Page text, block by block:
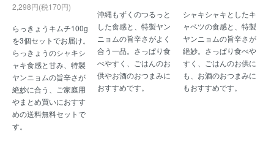
2,298円(税170円)
らっきょうキムチ100g
を3個セットでお届け。
らっきょうのシャキシ
ャキ食感と甘み、特製
ヤンニョムの旨辛さが
絶妙に合う、ご家庭用
やまとめ買いにおすす
めの送料無料セットで
す。
沖縄もずくのつるっと
した食感と、特製ヤン
ニョムの旨辛さがよく
合う一品。さっぱり食
べやすく、ごはんのお
供やお酒のおつまみに
おすすめです。
シャキシャキとしたキ
ャベツの食感と、特製
ヤンニョムの旨辛さが
絶妙。さっぱり食べや
すく、ごはんのお供に
も、お酒のおつまみに
もおすすめです。